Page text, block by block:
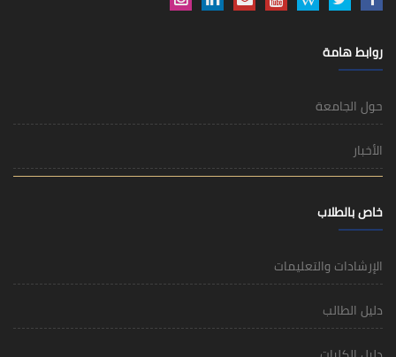
روابط هامة
حول الجامعة
الأخبار
خاص بالطلاب
الإرشادات والتعليمات
دليل الطالب